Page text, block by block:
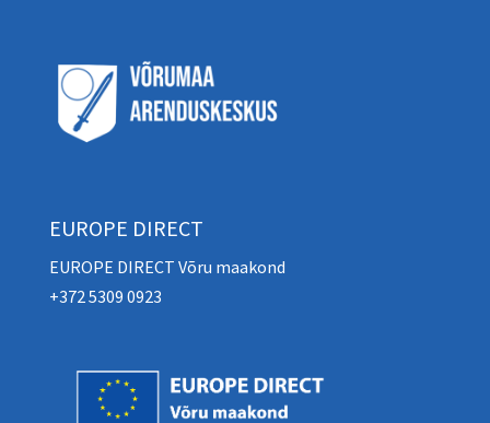
EUROPE DIRECT
EUROPE DIRECT Võru maakond
+372 5309 0923